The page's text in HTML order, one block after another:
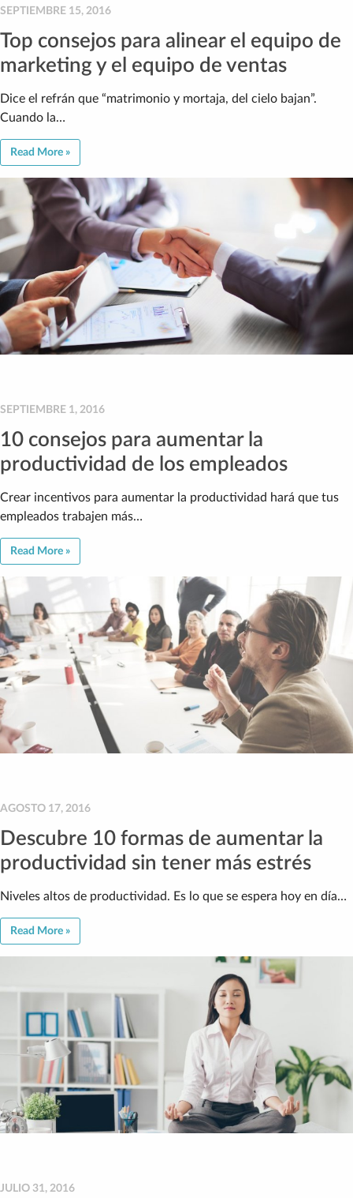
SEPTIEMBRE 15, 2016
Top consejos para alinear el equipo de
marketing y el equipo de ventas
Dice el refrán que “matrimonio y mortaja, del cielo bajan”.
Cuando la…
Read More »
SEPTIEMBRE 1, 2016
10 consejos para aumentar la
productividad de los empleados
Crear incentivos para aumentar la productividad hará que tus
empleados trabajen más…
Read More »
AGOSTO 17, 2016
Descubre 10 formas de aumentar la
productividad sin tener más estrés
Niveles altos de productividad. Es lo que se espera hoy en día…
Read More »
JULIO 31, 2016